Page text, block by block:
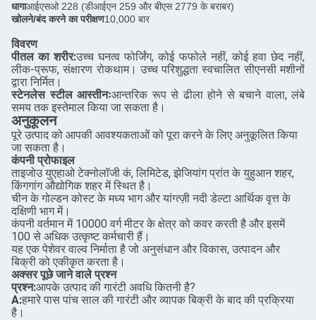
धागाआईएसओ 228 (डीआईएन 259 और बीएस 2779 के बराबर)
खोलने/बंद करने का परीक्षण10,000 बार
विवरण
पीतल का शरीर:उच्च घनत्व फोर्जिंग, कोई फफोले नहीं, कोई हवा छेद नहीं,
लीक-प्रूफ, संक्षारण रोकथाम। उच्च परिशुद्धता स्वचालित सीएनसी मशीनों
द्वारा निर्मित।
स्टेनलेस स्टील आस्तीनःआन्तरिक रूप से ढीला होने से बचाने वाला, लंबे
समय तक इस्तेमाल किया जा सकता है।
अनुकूलन
पूरे उत्पाद को आपकी आवश्यकताओं को पूरा करने के लिए अनुकूलित किया
जा सकता है।
कंपनी प्रोफाइल
ताइजोउ युएहाओ टेक्नोलॉजी कं, लिमिटेड, झेजियांग प्रांत के युहुआन शहर,
किंगगांग औद्योगिक शहर में स्थित है।
चीन के गोल्डन कोस्ट के मध्य भाग और यांग्त्ज़ी नदी डेल्टा आर्थिक वृत्त के
दक्षिणी भाग में।
कंपनी वर्तमान में 10000 वर्ग मीटर के क्षेत्र को कवर करती है और इसमें
100 से अधिक उत्कृष्ट कर्मचारी हैं।
यह एक पेशेवर वाल्व निर्माता है जो अनुसंधान और विकास, उत्पादन और
बिक्री को एकीकृत करता है।
अक्सर पूछे जाने वाले प्रश्न
प्रश्न:आपके उत्पाद की गारंटी अवधि कितनी है?
A:हमारे पास पांच साल की गारंटी और व्यापक बिक्री के बाद की प्रक्रिया
है।